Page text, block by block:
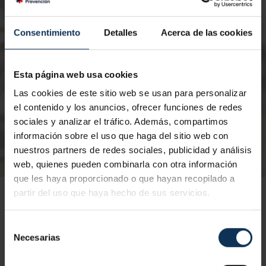
Consentimiento Detalles Acerca de las cookies
Esta página web usa cookies
Las cookies de este sitio web se usan para personalizar
el contenido y los anuncios, ofrecer funciones de redes
sociales y analizar el tráfico. Además, compartimos
información sobre el uso que haga del sitio web con
nuestros partners de redes sociales, publicidad y análisis
web, quienes pueden combinarla con otra información
que les haya proporcionado o que hayan recopilado a
partir del uso que haya hecho de sus servicios.
Necesarias
Nº de horas:6 horas
Certificación:Telco
Modalidad:Presencial